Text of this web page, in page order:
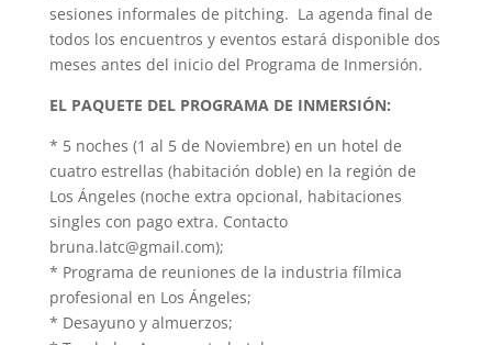
sesiones informales de pitching. La agenda final de
todos los encuentros y eventos estará disponible dos
meses antes del inicio del Programa de Inmersión.
EL PAQUETE DEL PROGRAMA DE INMERSIÓN:
* 5 noches (1 al 5 de Noviembre) en un hotel de
cuatro estrellas (habitación doble) en la región de
Los Ángeles (noche extra opcional, habitaciones
singles con pago extra. Contacto
bruna.latc@gmail.com);
* Programa de reuniones de la industria fílmica
profesional en Los Ángeles;
* Desayuno y almuerzos;